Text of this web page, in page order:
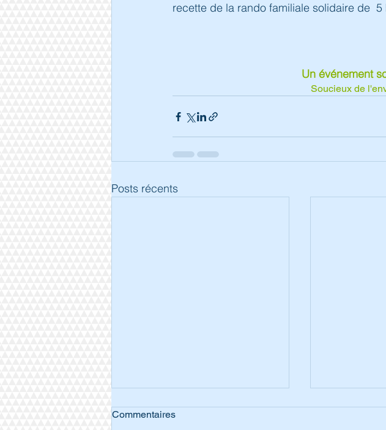
recette de la rando familiale solidaire de  5
Un événement
Soucieux de
Posts récents
Commentaires